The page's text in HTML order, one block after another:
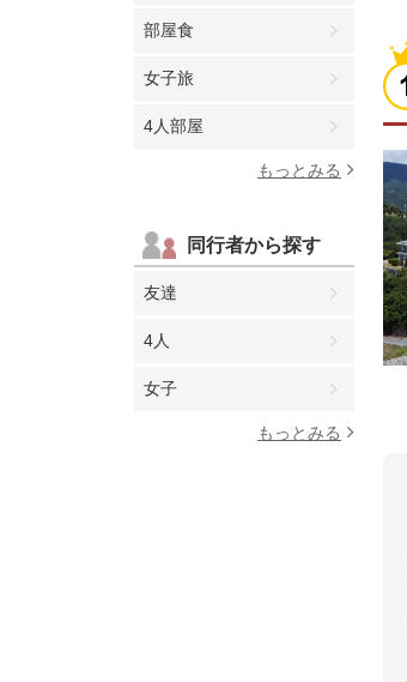
部屋食
女子旅
4人部屋
もっとみる
同行者から探す
友達
4人
女子
もっとみる